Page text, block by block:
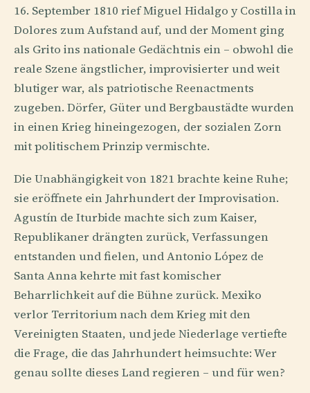
16. September 1810 rief Miguel Hidalgo y Costilla in
Dolores zum Aufstand auf, und der Moment ging
als Grito ins nationale Gedächtnis ein – obwohl die
reale Szene ängstlicher, improvisierter und weit
blutiger war, als patriotische Reenactments
zugeben. Dörfer, Güter und Bergbaustädte wurden
in einen Krieg hineingezogen, der sozialen Zorn
mit politischem Prinzip vermischte.
Die Unabhängigkeit von 1821 brachte keine Ruhe;
sie eröffnete ein Jahrhundert der Improvisation.
Agustín de Iturbide machte sich zum Kaiser,
Republikaner drängten zurück, Verfassungen
entstanden und fielen, und Antonio López de
Santa Anna kehrte mit fast komischer
Beharrlichkeit auf die Bühne zurück. Mexiko
verlor Territorium nach dem Krieg mit den
Vereinigten Staaten, und jede Niederlage vertiefte
die Frage, die das Jahrhundert heimsuchte: Wer
genau sollte dieses Land regieren – und für wen?